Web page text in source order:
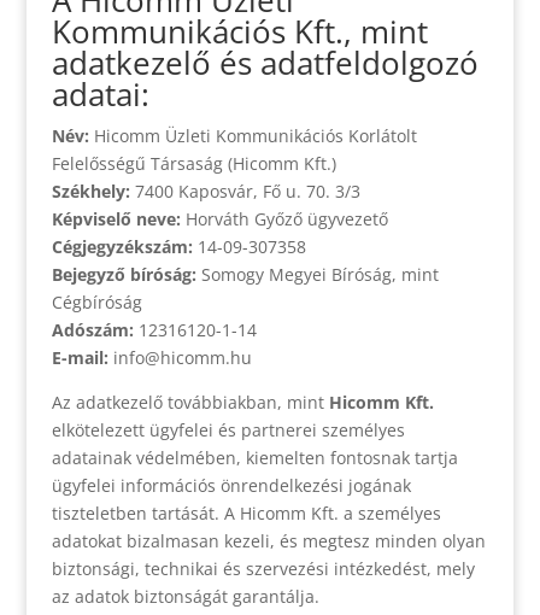
Kommunikációs Kft., mint
adatkezelő és adatfeldolgozó
adatai:
Név: Hicomm Üzleti Kommunikációs Korlátolt
Felelősségű Társaság (Hicomm Kft.)
Székhely: 7400 Kaposvár, Fő u. 70. 3/3
Képviselő neve: Horváth Győző ügyvezető
Cégjegyzékszám: 14-09-307358
Bejegyző bíróság: Somogy Megyei Bíróság, mint
Cégbíróság
Adószám: 12316120-1-14
E-mail: info@hicomm.hu
Az adatkezelő továbbiakban, mint Hicomm Kft.
elkötelezett ügyfelei és partnerei személyes
adatainak védelmében, kiemelten fontosnak tartja
ügyfelei információs önrendelkezési jogának
tiszteletben tartását. A Hicomm Kft. a személyes
adatokat bizalmasan kezeli, és megtesz minden olyan
biztonsági, technikai és szervezési intézkedést, mely
az adatok biztonságát garantálja.